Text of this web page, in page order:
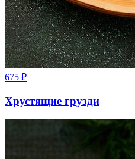
675 ₽
Хрустящие грузди